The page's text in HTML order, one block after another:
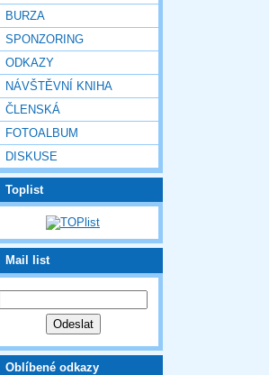
BURZA
SPONZORING
ODKAZY
NÁVŠTĚVNÍ KNIHA
ČLENSKÁ
FOTOALBUM
DISKUSE
Toplist
Mail list
Oblíbené odkazy